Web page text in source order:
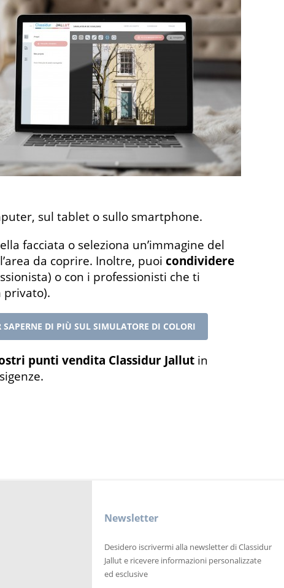
sul tablet o sullo smartphone.
facciata o seleziona un’immagine del
da coprire. Inoltre, puoi condividere
o con i professionisti che ti
privato).
SAPERNE DI PIÙ SUL SIMULATORE DI COLORI
punti vendita Classidur Jallut in
Newsletter
Desidero iscrivermi alla newsletter di Classidur
Jallut e ricevere informazioni personalizzate
ed esclusive